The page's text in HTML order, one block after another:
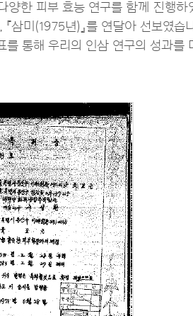
양한 피부 효능 연구를 함께 진행
『삼미(1975년)』를 연달아 선보였
통해 우리의 인삼 연구의 성과를